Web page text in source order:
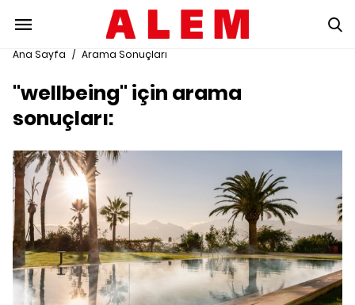
Ana Sayfa / Arama Sonuçları
"wellbeing" için arama
sonuçları: